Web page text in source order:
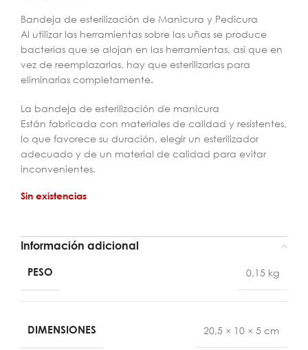
Bandeja de esterilización de Manicura y Pedicura
Al utilizar las herramientas sobre las uñas se produce
bacterias que se alojan en las herramientas, así que en
vez de reemplazarlas, hay que esterilizarlas para
eliminarlas completamente.
La bandeja de esterilización de manicura
Están fabricada con materiales de calidad y resistentes,
lo que favorece su duración, elegir un esterilizador
adecuado y de un material de calidad para evitar
inconvenientes.
Sin existencias
Información adicional
PESO 0,15 kg
DIMENSIONES 20,5 × 10 × 5 cm